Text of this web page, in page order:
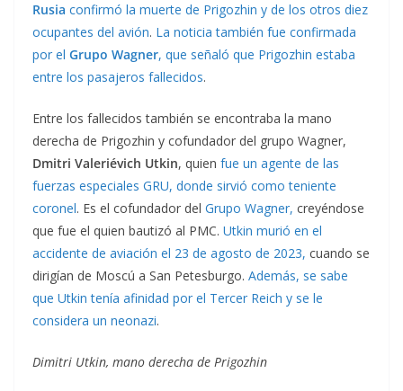
Rusia confirmó la muerte de Prigozhin y de los otros diez
ocupantes del avión. La noticia también fue confirmada
por el Grupo Wagner, que señaló que Prigozhin estaba
entre los pasajeros fallecidos.
Entre los fallecidos también se encontraba la mano
derecha de Prigozhin y cofundador del grupo Wagner,
Dmitri Valeriévich Utkin, quien fue un agente de las
fuerzas especiales GRU, donde sirvió como teniente
coronel. Es el cofundador del Grupo Wagner, creyéndose
que fue el quien bautizó al PMC. Utkin murió en el
accidente de aviación el 23 de agosto de 2023, cuando se
dirigían de Moscú a San Petesburgo. Además, se sabe
que Utkin tenía afinidad por el Tercer Reich y se le
considera un neonazi.
Dimitri Utkin, mano derecha de Prigozhin